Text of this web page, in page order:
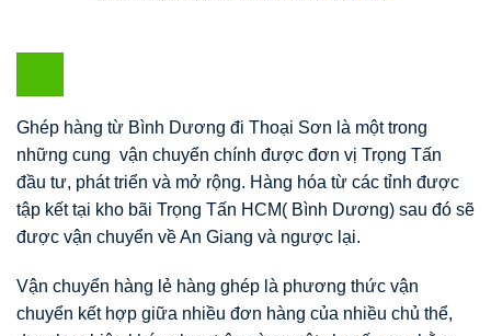
Ghép hàng từ Bình Dương đi Thoại Sơn là một trong
những cung vận chuyển chính được đơn vị Trọng Tấn
đầu tư, phát triển và mở rộng. Hàng hóa từ các tỉnh được
tập kết tại kho bãi Trọng Tấn HCM( Bình Dương) sau đó sẽ
được vận chuyển về An Giang và ngược lại.
Vận chuyển hàng lẻ hàng ghép là phương thức vận
chuyển kết hợp giữa nhiều đơn hàng của nhiều chủ thể,